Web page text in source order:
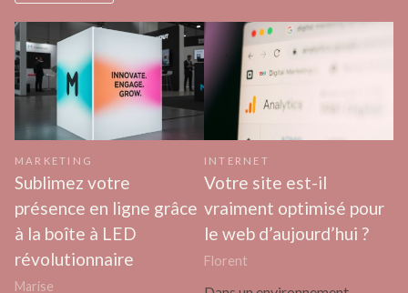
MARKETING
Sublimez votre
présence en ligne grâce
à la boîte à LED
révolutionnaire
Marise
INTERNET
Votre site est-il
vraiment optimisé pour
le web d’aujourd’hui ?
Florent